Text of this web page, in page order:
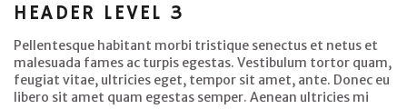
HEADER LEVEL 3
Pellentesque habitant morbi tristique senectus et netus et
malesuada fames ac turpis egestas. Vestibulum tortor quam,
feugiat vitae, ultricies eget, tempor sit amet, ante. Donec eu
libero sit amet quam egestas semper. Aenean ultricies mi